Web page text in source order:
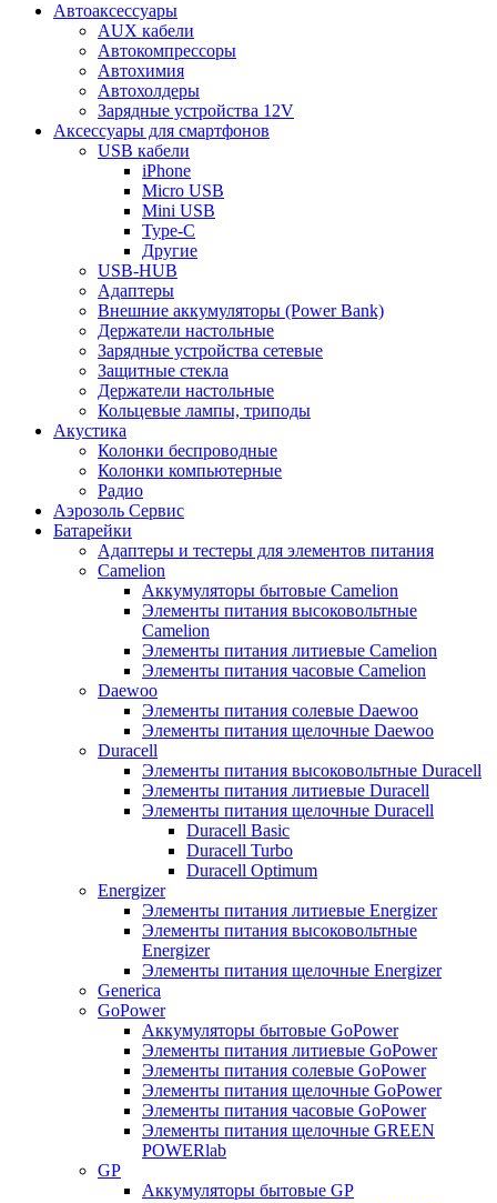
Автоаксессуары
AUX кабели
Автокомпрессоры
Автохимия
Автохолдеры
Зарядные устройства 12V
Аксессуары для смартфонов
USB кабели
iPhone
Micro USB
Mini USB
Type-C
Другие
USB-HUB
Адаптеры
Внешние аккумуляторы (Power Bank)
Держатели настольные
Зарядные устройства сетевые
Защитные стекла
Держатели настольные
Кольцевые лампы, триподы
Акустика
Колонки беспроводные
Колонки компьютерные
Радио
Аэрозоль Сервис
Батарейки
Aдаптеры и тестеры для элементов питания
Camelion
Аккумуляторы бытовые Camelion
Элементы питания высоковольтные
Camelion
Элементы питания литиевые Camelion
Элементы питания часовые Camelion
Daewoo
Элементы питания солевые Daewoo
Элементы питания щелочные Daewoo
Duracell
Элементы питания высоковольтные Duracell
Элементы питания литиевые Duracell
Элементы питания щелочные Duracell
Duracell Basic
Duracell Turbo
Duracell Optimum
Energizer
Элементы питания литиевые Energizer
Элементы питания высоковольтные
Energizer
Элементы питания щелочные Energizer
Generica
GoPower
Аккумуляторы бытовые GoPower
Элементы питания литиевые GoPower
Элементы питания солевые GoPower
Элементы питания щелочные GoPower
Элементы питания часовые GoPower
Элементы питания щелочные GREEN
POWERlab
GP
Аккумуляторы бытовые GP